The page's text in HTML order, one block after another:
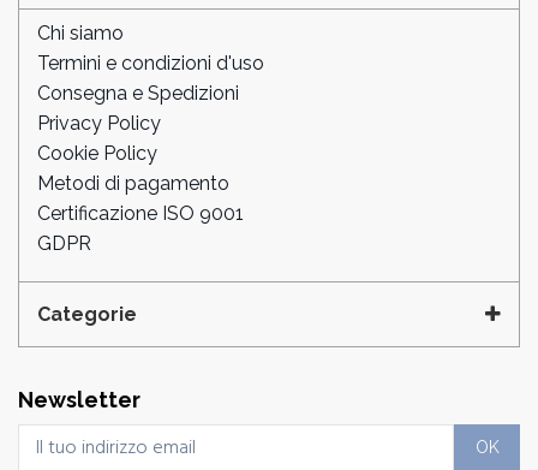
Chi siamo
Termini e condizioni d'uso
Consegna e Spedizioni
Privacy Policy
Cookie Policy
Metodi di pagamento
Certificazione ISO 9001
GDPR
Categorie
Newsletter